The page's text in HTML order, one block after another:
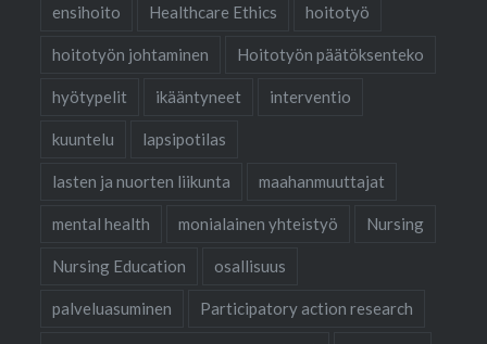
ensihoito Healthcare Ethics hoitotyö
hoitotyön johtaminen Hoitotyön päätöksenteko
hyötypelit ikääntyneet interventio
kuuntelu lapsipotilas
lasten ja nuorten liikunta maahanmuuttajat
mental health monialainen yhteistyö Nursing
Nursing Education osallisuus
palveluasuminen Participatory action research